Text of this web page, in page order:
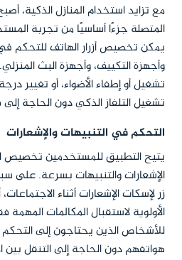
مع تزايد استخدام المنازل الذكية،
المتصلة جزءًا أساسيًا من تجربة
يمكن تخصيص أزرار الهاتف للتحكم في
وأجهزة التكييف، وأجهزة البث
تشغيل أو إطفاء الأضواء، أو تغيير
تشغيل التلفاز الذكي دون الحاجة
التحكم في التنبيهات والإشعارات
يتيح التطبيق للمستخدمين تخصيص
الإشعارات والتنبيهات بسرعة. على
زر لإسكات الإشعارات أثناء
الأولوية لاستقبال المكالمات
للأشخاص الذين يحتاجون إلى
هواتفهم دون الحاجة إلى التنقل بين